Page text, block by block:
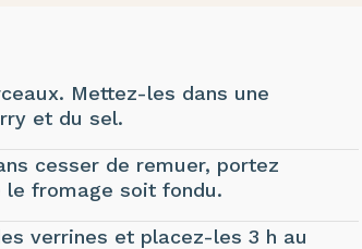
Mettez-les dans une
et du sel.
cesser de remuer, portez
le fromage soit fondu.
verrines et placez-les 3 h au